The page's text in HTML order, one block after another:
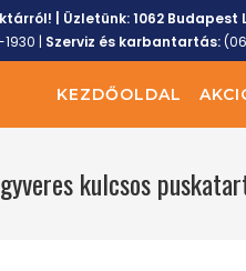
| Üzletünk:1062 Budapest
| Szerviz és karbantartás:
KEZDŐOLDAL
kulcsos